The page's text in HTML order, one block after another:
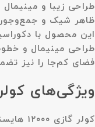
طراحی زیبا و مینیمال
این محصول با
طراحی مینیمال و
فضای کم‌جا را نیز
ویژگی‌های کولر گازی
کولر